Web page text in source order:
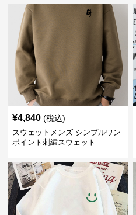
¥4,840 (税込)
スウェットメンズ シンプルワン
ポイント刺繍スウェット